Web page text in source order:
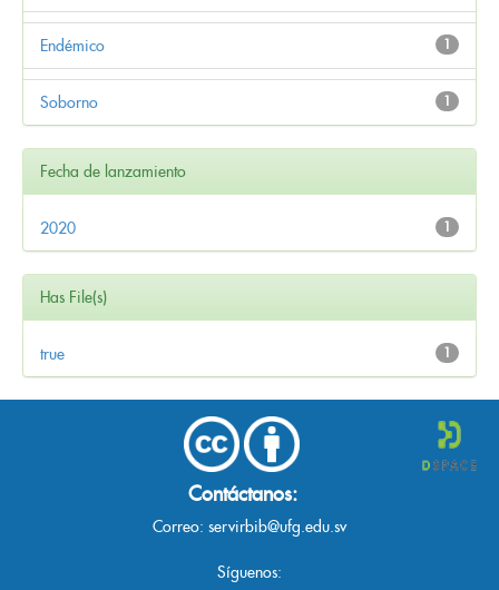
1
Endémico
1
Soborno
Fecha de lanzamiento
1
2020
Has File(s)
1
true
Contáctanos:
Correo: servirbib@ufg.edu.sv
Síguenos: